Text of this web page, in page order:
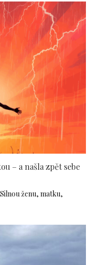
– a našla zpět sebe
ženu, matku,